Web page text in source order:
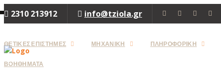
info@tziola.gr
2310 213912
ΘΕΤΙΚΕΣ ΕΠΙΣΤΗΜΕΣ ΜΗΧΑΝΙΚΗ ΠΛΗΡΟΦΟΡΙΚΗ
ΒΟΗΘΗΜΑΤΑ